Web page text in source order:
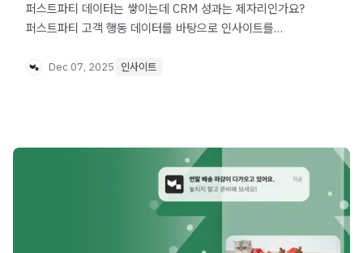
퍼스트파티 데이터는 쌓이는데 CRM 성과는 제자리인가요?
퍼스트파티 고객 행동 데이터를 바탕으로 인사이트를
2.0 전략을 공유합니다.
Dec 07, 2025 인사이트